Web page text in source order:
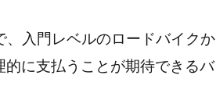
入門レベルのロードバイクか
に支払うことが期待できるバ